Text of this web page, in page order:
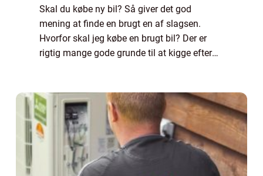
Skal du købe ny bil? Så giver det god
mening at finde en brugt en af slagsen.
Hvorfor skal jeg købe en brugt bil? Der er
rigtig mange gode grunde til at kigge efter